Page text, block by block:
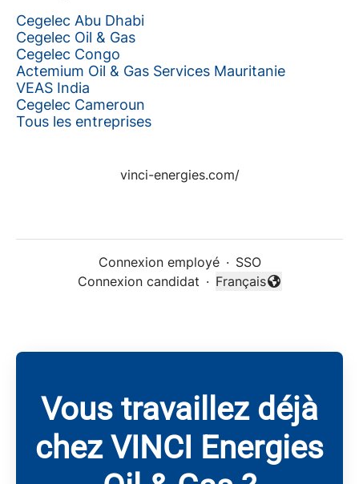
Cegelec Abu Dhabi
Cegelec Oil & Gas
Cegelec Congo
Actemium Oil & Gas Services Mauritanie
VEAS India
Cegelec Cameroun
Tous les entreprises
vinci-energies.com/
Connexion employé · SSO
Connexion candidat ·
Changer la langue
Français
Vous travaillez déjà
chez VINCI Energies